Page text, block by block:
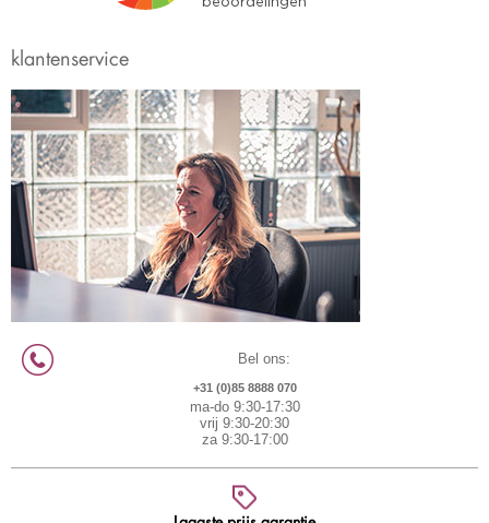
klantenservice
Bel ons:
+31 (0)85 8888 070
ma-do 9:30-17:30
vrij 9:30-20:30
za 9:30-17:00